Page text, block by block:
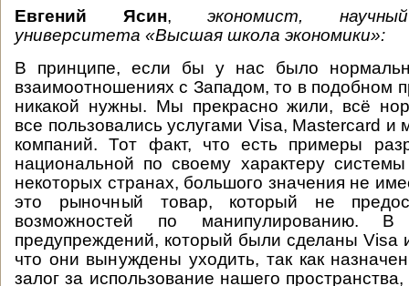
Евгений Ясин,экономист,
университета «Высшая школа экономики»:
В принципе, если бы у нас было
взаимоотношениях с Западом, то в подобном
никакой нужны. Мы прекрасно жили, всё
все пользовались услугами Visa, Mastercard и
компаний. Тот факт, что есть примеры
национальной по своему характеру
некоторых странах, большого значения не
это рыночный товар, который не
возможностей по манипулированию.
предупреждений, который были сделаны Visa
что они вынуждены уходить, так как
залог за использование нашего